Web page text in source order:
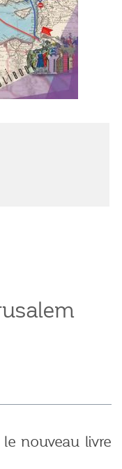
nouveau livre